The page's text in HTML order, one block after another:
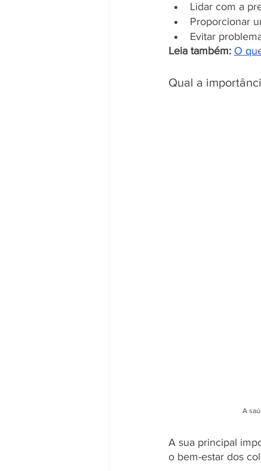
Lidar com a
Proporcionar
Evitar
Leia também: O
Qual a
A
A sua principal
o bem-estar dos